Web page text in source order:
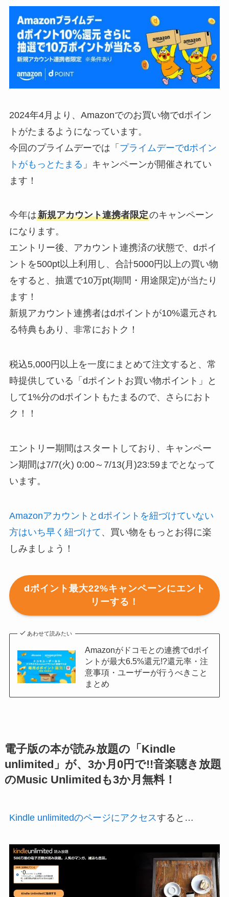
2024年4月より、Amazonでのお買い物でdポイン
トがたまるようになっています。
今回のプライムデーでは「 プライムデーでdポイン
トがもっとたまる 」キャンペーンが開催されてい
ます！
今年は新規アカウント連携者限定のキャンペーン
になります。
エントリー後、アカウント連携済の状態で、dポイ
ントを500pt以上利用し、合計5000円以上の買い物
をすると、抽選で10万pt(期間・用途限定)が当たり
ます！
新規アカウント連携者はdポイントが10%還元され
る特典もあり、非常におトク！
税込5,000円以上を一度にまとめて注文すると、常
時提供している「dポイントお買い物ポイント」と
して1%分のdポイントもたまるので、さらにおト
ク！！
エントリー期間はスタートしており、キャンペー
ン期間は7/7(火) 0:00～7/13(月)23:59までとなって
います。
Amazonアカウントとdポイントを紐づけていない
方はいち早く紐づけて 、買い物をもっとお得に楽
しみましょう！
dポイント最大22%キャンペーンにエント
リーする！
あわせて読みたい
Amazonがドコモとの連携でdポイ
ントが最大6.5%還元!?還元率・注
意事項・ユーザーが行うべきこと
まとめ
電子版の本が読み放題の「Kindle
unlimited」が、3か月0円で!!音楽聴き放題
のMusic Unlimitedも3か月無料！
Kindle unlimitedのページにアクセスすると…